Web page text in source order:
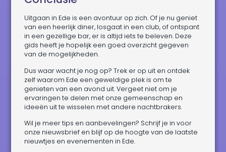
Uitgaan in Ede is een avontuur op zich. Of je nu geniet
van een heerlijk diner, losgaat in een club, of ontspant
in een gezellige bar, er is altijd iets te beleven. Deze
gids heeft je hopelijk een goed overzicht gegeven
van de mogelijkheden.
Dus waar wacht je nog op? Trek er op uit en ontdek
zelf waarom Ede een geweldige plek is om te
genieten van een avond uit. Vergeet niet om je
ervaringen te delen met onze gemeenschap en
ideeën uit te wisselen met andere nachtbrakers.
Wil je meer tips en aanbevelingen? Schrijf je in voor
onze nieuwsbrief en blijf op de hoogte van de laatste
nieuwtjes en evenementen in Ede.